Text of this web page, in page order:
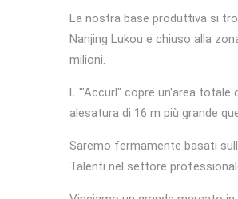
La nostra base produttiva si
Nanjing Lukou e chiuso alla
milioni.
L '"Accurl" copre un'area totale
alesatura di 16 m più grande
Saremo fermamente basati
Talenti nel settore